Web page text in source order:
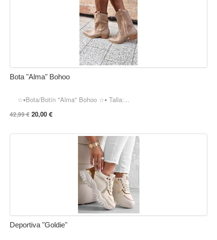
Bota "Alma" Bohoo
☆▪︎Bota/Botín "Alma" Bohoo ☆▪︎ Talla:...
42,99 € 20,00 €
Deportiva "Goldie"